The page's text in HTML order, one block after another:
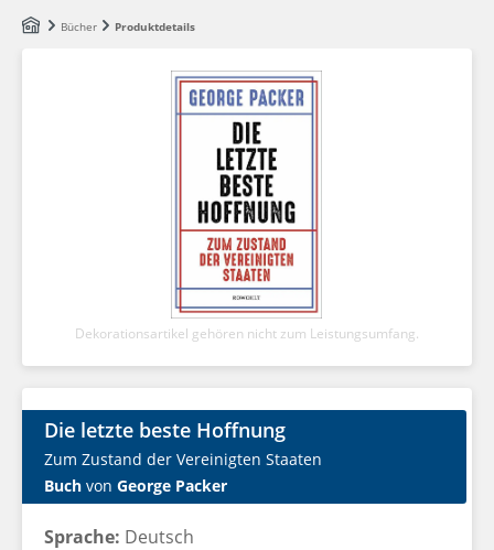
Zum Hauptinhalt springen
Bücher Produktdetails
Dekorationsartikel gehören nicht zum Leistungsumfang.
Die letzte beste Hoffnung
Zum Zustand der Vereinigten Staaten
Buch von George Packer
Sprache: Deutsch